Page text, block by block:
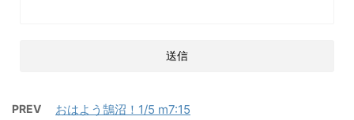
PREV おはよう鵠沼！1/5 m7:15